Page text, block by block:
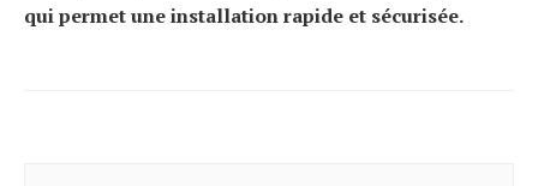
qui permet une installation rapide et sécurisée.